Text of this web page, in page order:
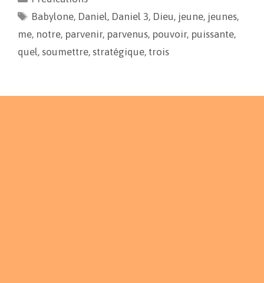
b
o
l
L
i
a
g
Babylone, Daniel, Daniel 3, Dieu, jeune, jeunes,
me, notre, parvenir, parvenus, pouvoir, puissante,
quel, soumettre, stratégique, trois